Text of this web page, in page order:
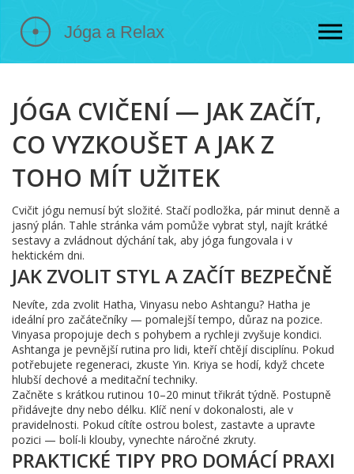
JÓGA CVIČENÍ — JAK ZAČÍT,
CO VYZKOUŠET A JAK Z
TOHO MÍT UŽITEK
Cvičit jógu nemusí být složité. Stačí podložka, pár minut denně a
jasný plán. Tahle stránka vám pomůže vybrat styl, najít krátké
sestavy a zvládnout dýchání tak, aby jóga fungovala i v
hektickém dni.
JAK ZVOLIT STYL A ZAČÍT BEZPEČNĚ
Nevíte, zda zvolit Hatha, Vinyasu nebo Ashtangu? Hatha je
ideální pro začátečníky — pomalejší tempo, důraz na pozice.
Vinyasa propojuje dech s pohybem a rychleji zvyšuje kondici.
Ashtanga je pevnější rutina pro lidi, kteří chtějí disciplínu. Pokud
potřebujete regeneraci, zkuste Yin. Kriya se hodí, když chcete
hlubší dechové a meditační techniky.
Začněte s krátkou rutinou 10–20 minut třikrát týdně. Postupně
přidávejte dny nebo délku. Klíč není v dokonalosti, ale v
pravidelnosti. Pokud cítíte ostrou bolest, zastavte a upravte
pozici — bolí-li klouby, vynechte náročné zkruty.
PRAKTICKÉ TIPY PRO DOMÁCÍ PRAXI